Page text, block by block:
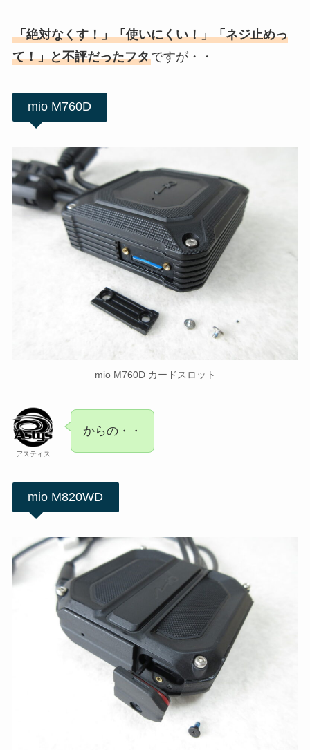
「絶対なくす！」「使いにくい！」「ネジ止めっ
て！」と不評だったフタですが・・
mio M760D
mio M760D カードスロット
アスティス
からの・・
mio M820WD